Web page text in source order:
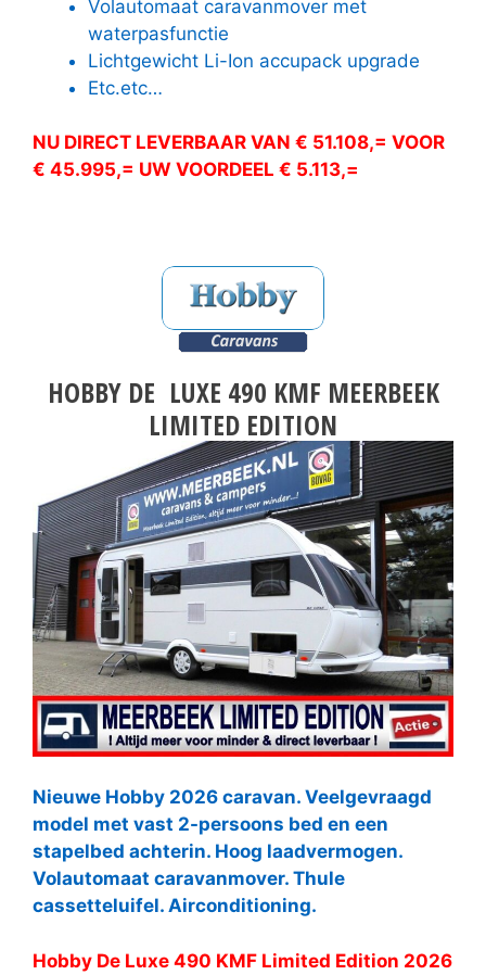
Volautomaat caravanmover met
waterpasfunctie
Lichtgewicht Li-Ion accupack upgrade
Etc.etc…
NU DIRECT LEVERBAAR VAN € 51.108,= VOOR
€ 45.995,= UW VOORDEEL € 5.113,=
HOBBY DE LUXE 490 KMF MEERBEEK
LIMITED EDITION
Nieuwe Hobby 2026 caravan. Veelgevraagd
model met vast 2-persoons bed en een
stapelbed achterin. Hoog laadvermogen.
Volautomaat caravanmover. Thule
cassetteluifel. Airconditioning.
Hobby De Luxe 490 KMF Limited Edition 2026